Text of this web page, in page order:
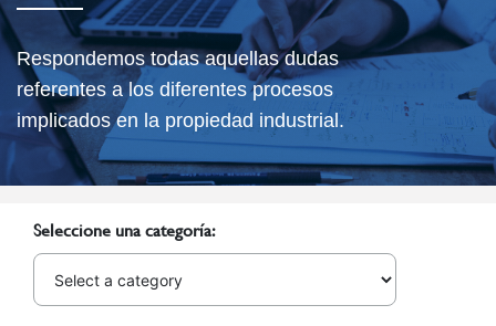
Respondemos todas aquellas dudas
referentes a los diferentes procesos
implicados en la propiedad industrial.
Seleccione una categoría: